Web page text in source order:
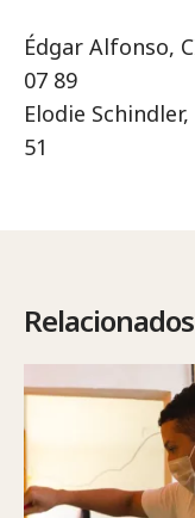
Édgar Alfonso,
07 89
Elodie
51
Relacionados